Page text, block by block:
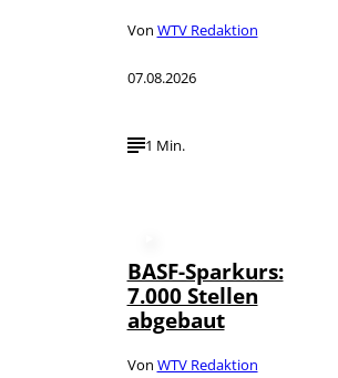
Von WTV Redaktion
07.08.2026
1 Min.
BASF-Sparkurs:
7.000 Stellen
abgebaut
Von WTV Redaktion